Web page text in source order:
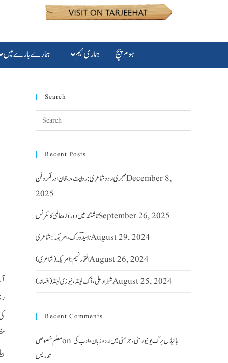
ہوم پیج ہماری ٹیم ہمارے بارے میں
Search
Recent Posts
مہجری اردو شاعری : روایت ، رجحان اور فکر وفنDecember 8,
2025
تاشقند میں دو روزہ عالمی کانفرنسSeptember 26, 2025
ناہیدؔ ورک،امریکہ: شاعریAugust 29, 2024
افتخار نسیم: امریکہ(شاعری)August 26, 2024
شہزاد علی،آک لینڈ ،نیوزی لینڈ(افسانہ)August 25, 2024
Recent Comments
معلم خصوصیon ہائیڈل برگ یونیورسٹی ، جرمنی میں اردو زبان وادب کی
تدریس